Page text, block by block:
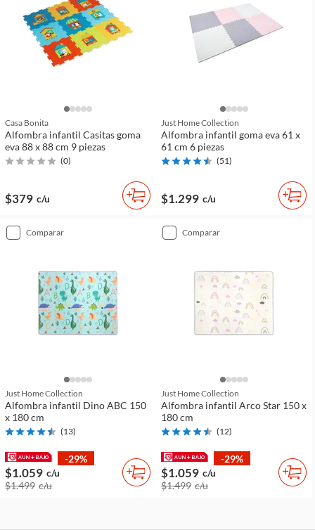
Casa Bonita
Alfombra infantil Casitas goma
eva 88 x 88 cm 9 piezas
(0)
$379 c/u
Just Home Collection
Alfombra infantil goma eva 61 x
61 cm 6 piezas
(51)
$1.299 c/u
comparar
Just Home Collection
Alfombra infantil Dino ABC 150
x 180 cm
(13)
-29%
$1.059 c/u
$1.499 c/u
comparar
Just Home Collection
Alfombra infantil Arco Star 150 x
180 cm
(12)
-29%
$1.059 c/u
$1.499 c/u